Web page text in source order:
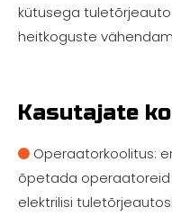
kütusega
heitkoguste
Kasutajate
 Operaatorkoolitus:
õpetada
elektrilisi